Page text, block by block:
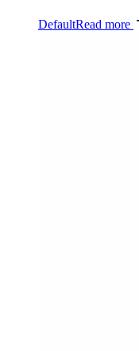
DefaultRead more